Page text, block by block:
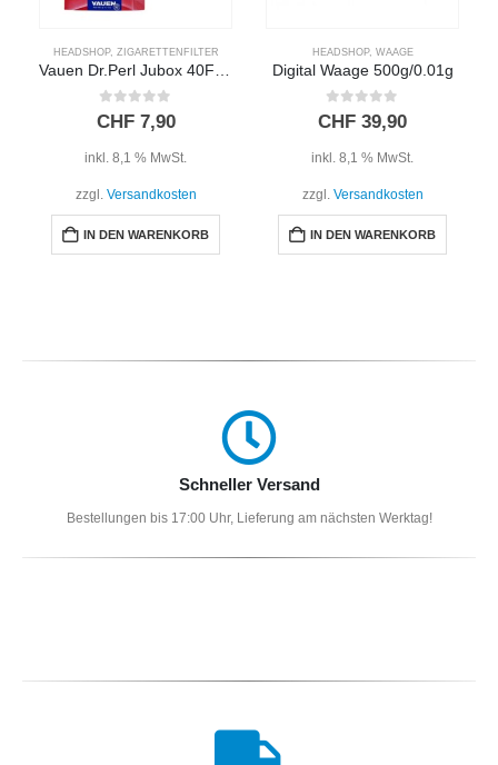
HEADSHOP, ZIGARETTENFILTER
Vauen Dr.Perl Jubox 40Filter
0out of 5
CHF7,90
inkl. 8,1 % MwSt.
zzgl. Versandkosten
IN DEN WARENKORB
HEADSHOP, WAAGE
Digital Waage 500g/0.01g
0out of 5
CHF 39,90
inkl. 8,1 % MwSt.
zzgl. Versandkosten
IN DEN WARENKORB
Schneller Versand
Bestellungen bis 17:00 Uhr, Lieferung am nächsten Werktag!